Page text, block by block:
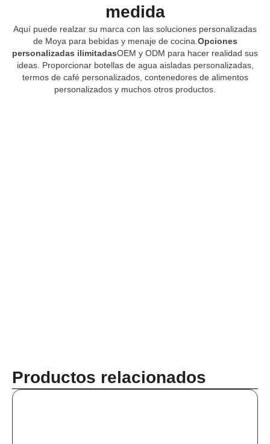
medida
Aquí puede realzar su marca con las soluciones personalizadas
de Moya para bebidas y menaje de cocina. Opciones
personalizadas ilimitadasOEM y ODM para hacer realidad sus
ideas. Proporcionar botellas de agua aisladas personalizadas,
termos de café personalizados, contenedores de alimentos
personalizados y muchos otros productos.
Productos relacionados